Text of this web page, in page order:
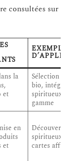
consultées sur
EXEMPLE
la
et
Sélection
bio,
spiritueux
gamme
en
et
spiritueux
cartes